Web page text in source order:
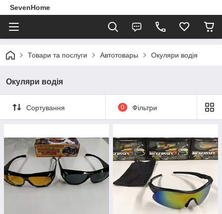
SevenHome
Товари та послуги Автотовары Окуляри водія
Окуляри водія
Сортування 0 Фільтри